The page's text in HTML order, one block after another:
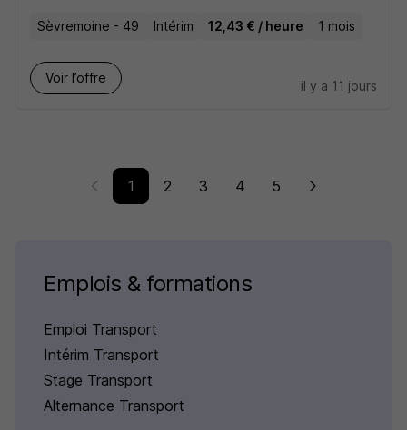
Sèvremoine - 49 Intérim 12,43 € / heure 1 mois
Voir l’offre
il y a 11 jours
1 2 3 4 5
Emplois & formations
Emploi Transport
Intérim Transport
Stage Transport
Alternance Transport